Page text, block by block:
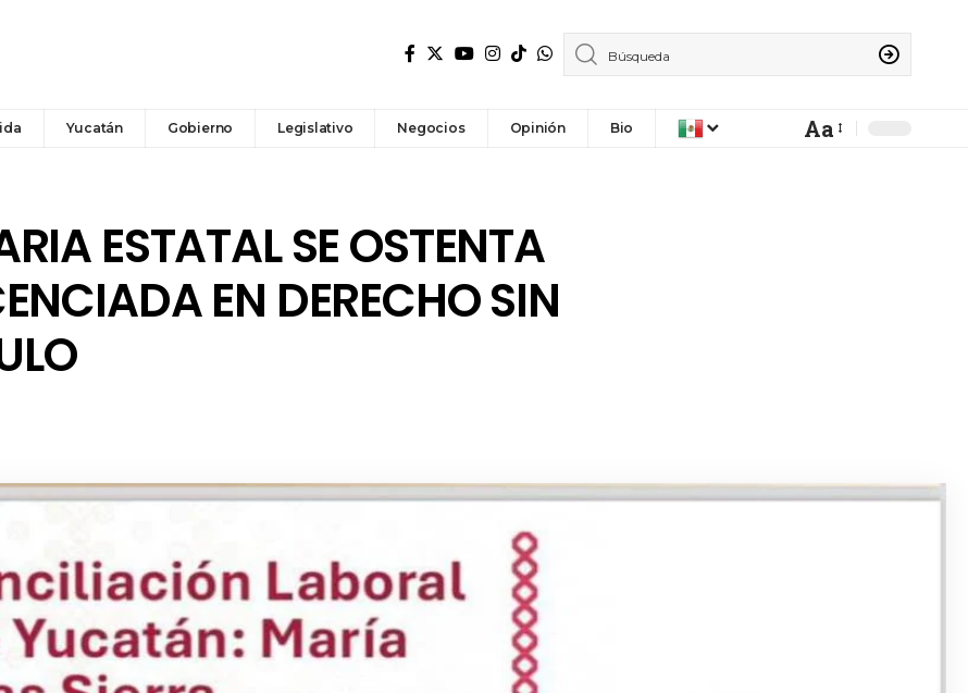
Yucatán Gobierno Legislativo Negocios Opinión Bio Aa
ESTATAL SE OSTENTA
EN DERECHO SIN